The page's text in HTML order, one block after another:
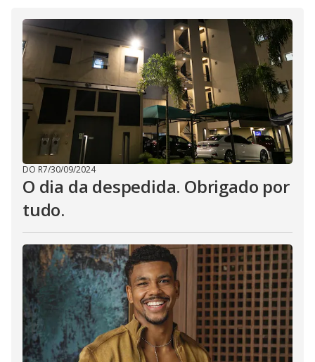
DO R7/30/09/2024
O dia da despedida. Obrigado por
tudo.